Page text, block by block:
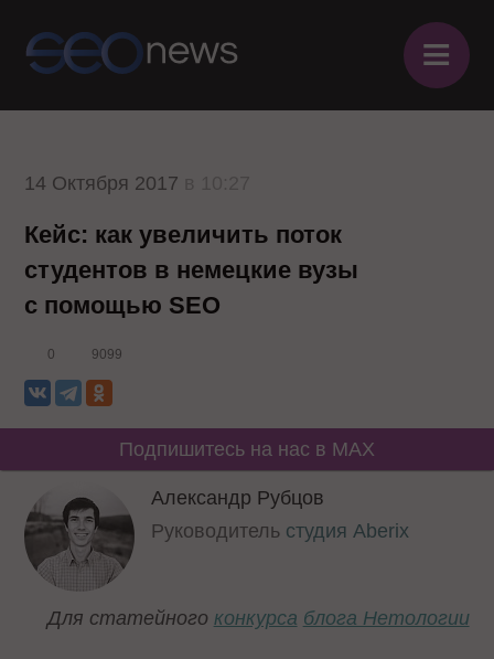
≡
14 Октября 2017
Кейс: как увеличить поток
студентов в немецкие вузы
с помощью SEO
0 9099
Подпишитесь на нас в MAX
Александр Рубцов
Руководитель студия Aberix
Для статейного конкурса блога Нетологии